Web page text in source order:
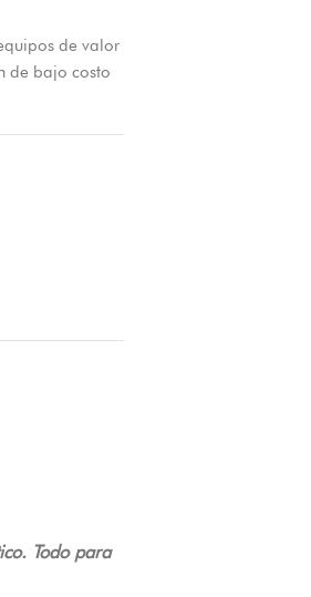
de valor
de bajo costo
Todo para